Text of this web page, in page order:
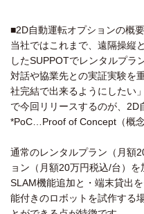
■2D自動運転オプションの概要
当社ではこれまで、遠隔操縦
したSUPPOTでレンタルプラ
対話や協業先との実証実験を
社完結で出来るようにしたい
で今回リリースするのが、2D
*PoC…Proof of Concept（概念
通常のレンタルプラン（月額
ョン（月額20万円税込/台）
SLAM機能追加と・端末貸出
能付きのロボットを試作する